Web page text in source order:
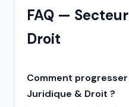
FAQ —
Droit
Comment
Juridique & Droit ?